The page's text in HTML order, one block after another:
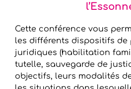
Cette conférence vous
les différents dispositifs de
juridiques (habilitation
tutelle, sauvegarde de
objectifs, leurs modalités